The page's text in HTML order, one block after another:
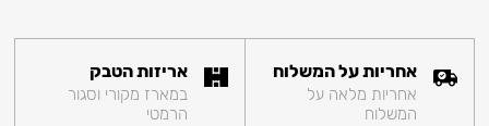
אחריות על המשלוח
אחריות מלאה על
המשלוח
אריזות הטבק
במארז מקורי וסגור
הרמטי